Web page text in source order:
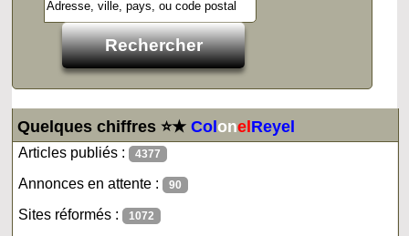
Quelques chiffres ⭐★ColonelReyel
Articles publiés : 4377
Annonces en attente : 90
Sites réformés : 1072